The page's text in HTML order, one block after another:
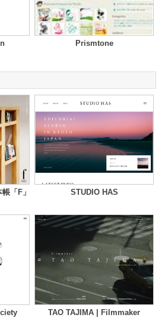
Prismtone
「F」 STUDIO HAS
TAO TAJIMA | Filmmaker